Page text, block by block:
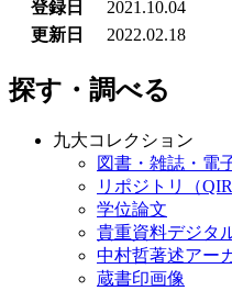
登録日
2021.10.04
更新日
2022.02.18
探す・調べる
九大コレクション
図書・雑誌・電
リポジトリ（QIR
学位論文
貴重資料デジタ
中村哲著述アー
蔵書印画像